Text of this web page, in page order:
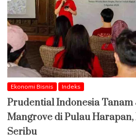
Ekonomi Bisnis Indeks
Prudential Indonesia Tanam
Mangrove di Pulau
Seribu